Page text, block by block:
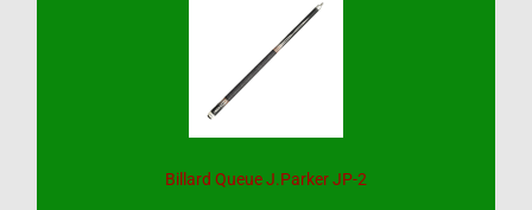
Billard Queue J.Parker JP-2